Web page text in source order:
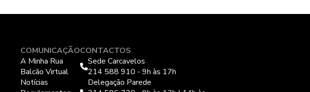
COMUNICAÇÃO
A Minha Rua
Balcão Virtual
Notícias
CONTACTOS
Sede Carcavelos
214 588 910 - 9h às 17h
Delegação Parede